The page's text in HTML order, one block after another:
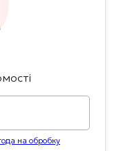
на обробку